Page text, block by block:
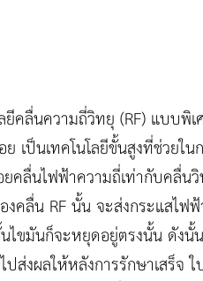
ยีคลื่นความถี่วิทยุ (RF) แบบพิ
ป็นเทคโนโลยีขั้นสูงที่ช่วยใน
ลื่นไฟฟ้าความถี่เท่ากับคลื่น
ลื่น RF นั้น จะส่งกระแสไฟ
ไขมันก็จะหยุดอยู่ตรงนั้น ดังนั้
ส่งผลให้หลังการรักษาเสร็จ